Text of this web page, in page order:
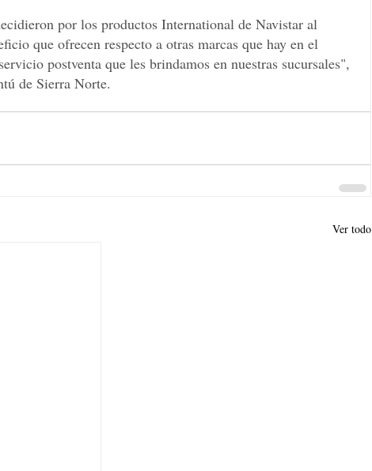
por los productos International de Navistar al
que ofrecen respecto a otras marcas que hay en el
postventa que les brindamos en nuestras sucursales",
de Sierra Norte.
Ver todo